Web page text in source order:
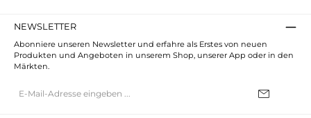
NEWSLETTER
Abonniere unseren Newsletter und erfahre als Erstes von neuen
Produkten und Angeboten in unserem Shop, unserer App oder in den
Märkten.
Mail-